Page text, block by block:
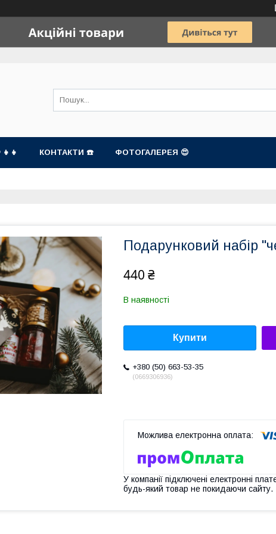
КОНТАКТИ ☎️ ФОТОГАЛЕРЕЯ 😍
Подарунковий набір
440 ₴
В наявності
Купити
+380 (50) 663-53-35
0669306936
У компанії підключені електронні
будь-який товар не покидаючи сайту.